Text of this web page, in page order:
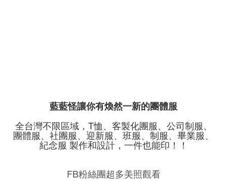
藍藍怪讓你有煥然一新的團體服
全台灣不限區域，T恤、客製化團服、公司制服、
團體服、社團服、迎新服、班服、制服、畢業服、
紀念服 製作和設計，一件也能印！！
FB粉絲團超多美照觀看